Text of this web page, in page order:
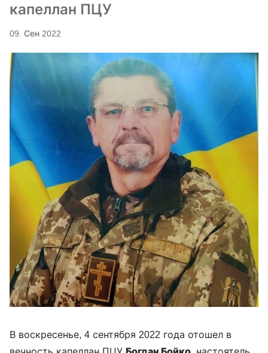
капеллан ПЦУ
09. Сен 2022
В воскресенье, 4 сентября 2022 года отошел в